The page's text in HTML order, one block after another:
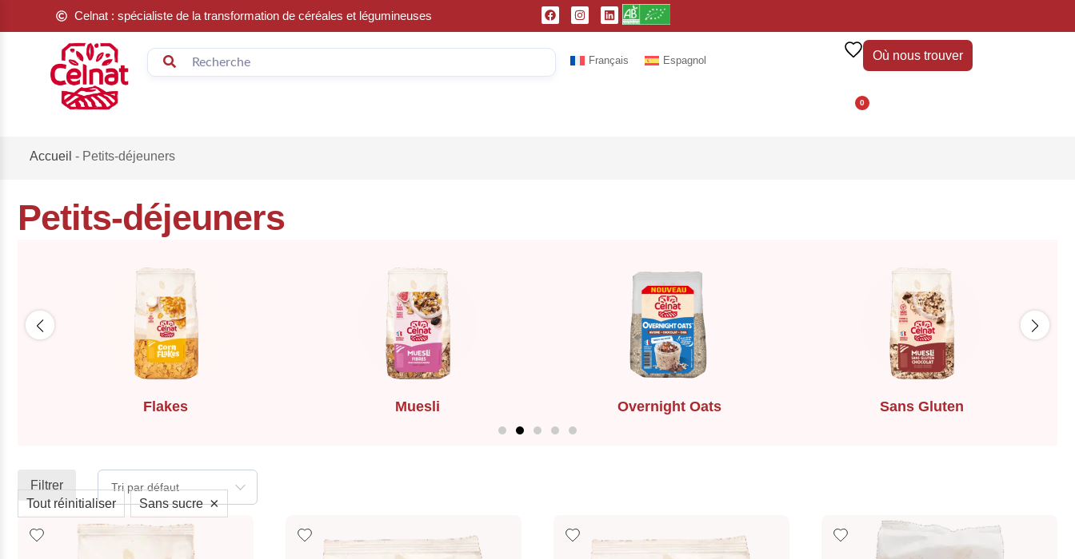
Celnat : spécialiste de la transformation de céréales et légumineuses
Français Espagnol
0
Où nous trouver
Accueil - Petits-déjeuners
Petits-déjeuners
Flakes Muesli Overnight Oats Sans Gluten
Filtrer Tri par défaut
Tout réinitialiser Sans sucre ×